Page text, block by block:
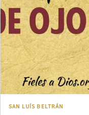
SAN LUÍS BELTRÁN